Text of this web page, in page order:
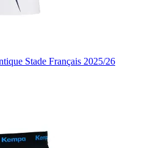
Stade Français 2025/26